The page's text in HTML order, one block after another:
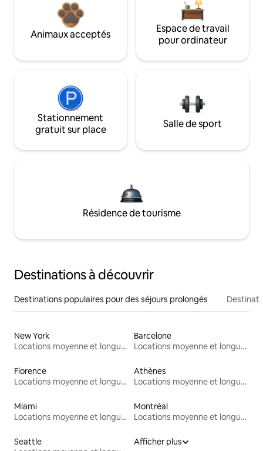
Animaux acceptés
Espace de travail
pour ordinateur
Stationnement
gratuit sur place
Salle de sport
Résidence de tourisme
Destinations à découvrir
Destinations populaires pour des séjours prolongés
New York
Locations moyenne et longue durée
Barcelone
Locations moyenne et longue durée
Florence
Locations moyenne et longue durée
Athènes
Locations moyenne et longue durée
Miami
Locations moyenne et longue durée
Montréal
Locations moyenne et longue durée
Seattle
Afficher plus